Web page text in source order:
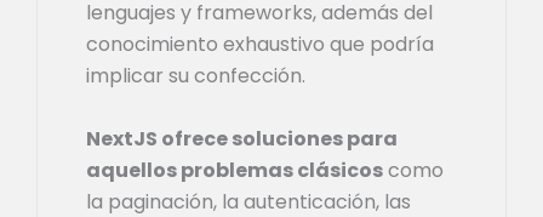
lenguajes y frameworks, además del
conocimiento exhaustivo que podría
implicar su confección.
NextJS ofrece soluciones para
aquellos problemas clásicoscomo
la paginación, la autenticación, las